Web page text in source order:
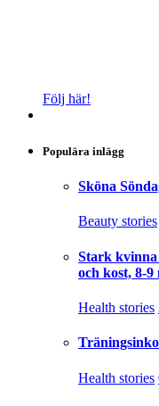
Följ här!
Populära inlägg
Sköna
Beauty stories
Stark
och kost, 8-9
Health stories
Health stories